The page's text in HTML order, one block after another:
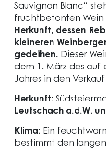
Sauvignon Blanc“
fruchtbetonten Wein
Herkunft, dessen
kleineren
gedeihen. Dieser
dem 1. März des auf
Jahres in den
Herkunft:
Leutschach a.d.W.
Klima: Ein
bestimmt den